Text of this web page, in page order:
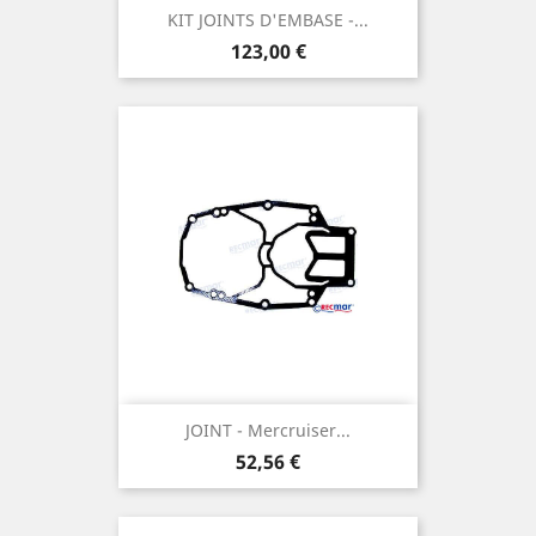
KIT JOINTS D'EMBASE -...
Prix
123,00 €
JOINT - Mercruiser...
Prix
52,56 €